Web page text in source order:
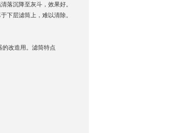
沉降至灰斗，效果好。
下层滤筒上，难以清除。
改造用。滤筒特点